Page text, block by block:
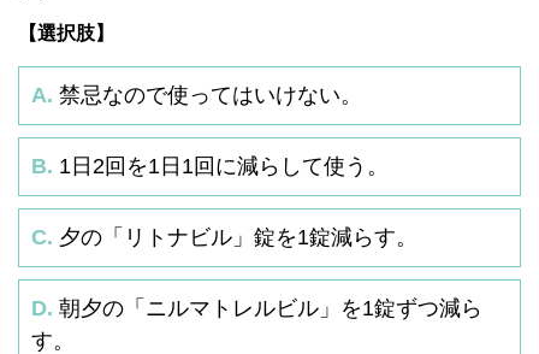
【選択肢】
A. 禁忌なので使ってはいけない。
B. 1日2回を1日1回に減らして使う。
C. 夕の「リトナビル」錠を1錠減らす。
D. 朝夕の「ニルマトレルビル」を1錠ずつ減ら
す。